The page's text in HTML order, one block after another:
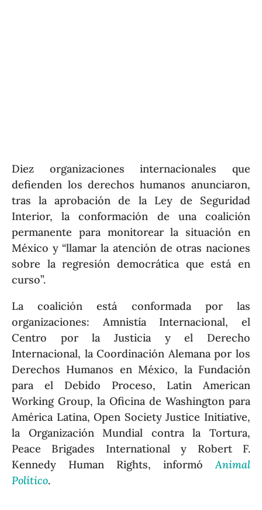
Diez organizaciones internacionales que
defienden los derechos humanos anunciaron,
tras la aprobación de la Ley de Seguridad
Interior, la conformación de una coalición
permanente para monitorear la situación en
México y “llamar la atención de otras naciones
sobre la regresión democrática que está en
curso”.
La coalición está conformada por las
organizaciones: Amnistía Internacional, el
Centro por la Justicia y el Derecho
Internacional, la Coordinación Alemana por los
Derechos Humanos en México, la Fundación
para el Debido Proceso, Latin American
Working Group, la Oficina de Washington para
América Latina, Open Society Justice Initiative,
la Organización Mundial contra la Tortura,
Peace Brigades International y Robert F.
Kennedy Human Rights, informóAnimal
Político.